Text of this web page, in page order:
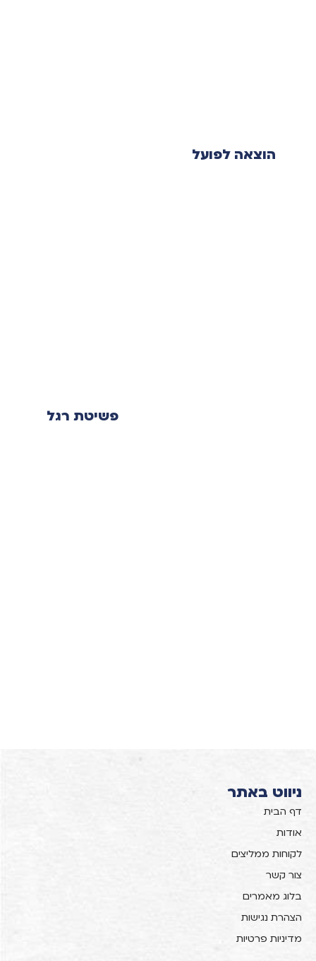
הוצאה לפועל
פשיטת רגל
ניווט באתר
דף הבית
אודות
לקוחות ממליצים
צור קשר
בלוג מאמרים
הצהרת נגישות
מדיניות פרטיות